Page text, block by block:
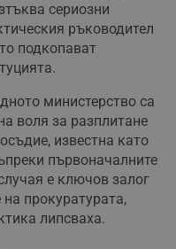
сериозни
ръководител
подкопават
министерство са
воля за разплитане
известна като
първоначалните
е ключов залог
прокуратурата,
липсваха.